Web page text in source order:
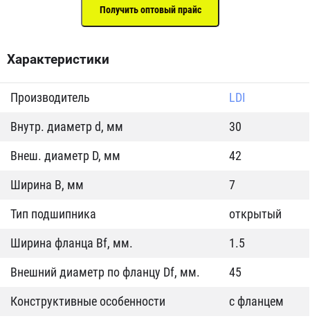
Характеристики
Производитель
LDI
Внутр. диаметр d, мм
30
Внеш. диаметр D, мм
42
Ширина B, мм
7
Тип подшипника
открытый
Ширина фланца Bf, мм.
1.5
Внешний диаметр по фланцу Df, мм.
45
Конструктивные особенности
с фланцем